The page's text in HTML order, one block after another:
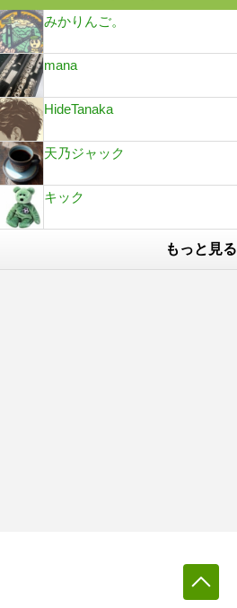
みかりんご。
mana
HideTanaka
天乃ジャック
キック
もっと見る